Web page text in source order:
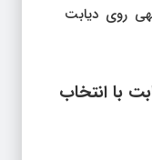
روی دیابت
با انتخاب‌